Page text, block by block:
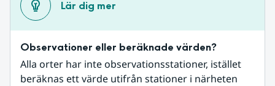
Lär dig mer
Observationer eller beräknade värden?
Alla orter har inte observationsstationer, istället
beräknas ett värde utifrån stationer i närheten